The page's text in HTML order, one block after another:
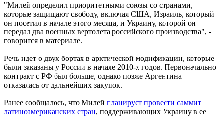
"Милей определил приоритетными союзы со странами,
которые защищают свободу, включая США, Израиль, который
он посетил в начале этого месяца, и Украину, которой он
передал два военных вертолета российского производства", -
говорится в материале.
Речь идет о двух бортах в арктической модификации, которые
были заказаны у России в начале 2010-х годов. Первоначально
контракт с РФ был больше, однако позже Аргентина
отказалась от дальнейших закупок.
Ранее сообщалось, что Милей планирует провести саммит
латиноамериканских стран, поддерживающих Украину в ее